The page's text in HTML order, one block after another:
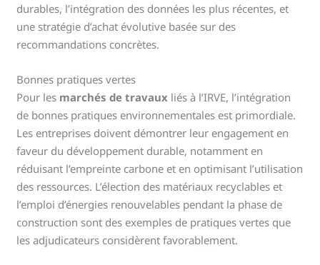
durables, l’intégration des données les plus récentes, et
une stratégie d’achat évolutive basée sur des
recommandations concrètes.
Bonnes pratiques vertes
Pour les marchés de travaux liés à l’IRVE, l’intégration
de bonnes pratiques environnementales est primordiale.
Les entreprises doivent démontrer leur engagement en
faveur du développement durable, notamment en
réduisant l’empreinte carbone et en optimisant l’utilisation
des ressources. L’élection des matériaux recyclables et
l’emploi d’énergies renouvelables pendant la phase de
construction sont des exemples de pratiques vertes que
les adjudicateurs considèrent favorablement.